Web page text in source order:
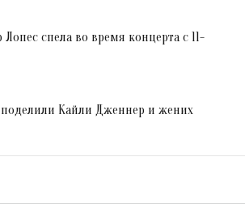
спела во время концерта с 11-
Кайли Дженнер и жених